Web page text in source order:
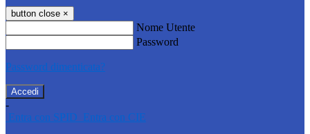
button close ×
Nome Utente
Password
Password dimenticata?
-
Entra con SPID Entra con CIE